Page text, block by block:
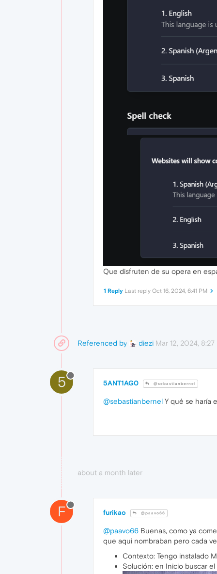
Que disfruten de su opera en
1 Reply Last reply Oct 16, 2024, 6:41 PM
Referenced by diezi Mar 12, 2024, 8:27
5 5ANT1AG0 @sebastianbernel
@sebastianbernel Y qué se haría
about a month later
F furikao @paavo66
@paavo66 Buenas, como ya
que aqui nombraban pero cada
Contexto: Tengo instalado
Solución: en Inicio buscar